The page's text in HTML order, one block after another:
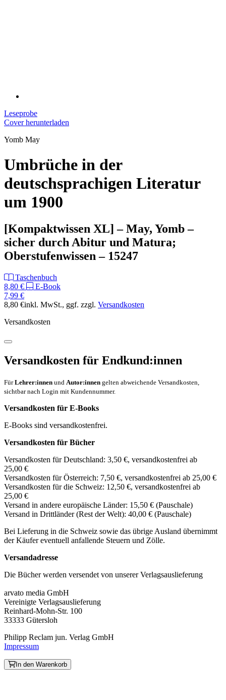
Leseprobe
Cover herunterladen
Yomb May
Umbrüche in der
deutschsprachigen Literatur
um 1900
[Kompaktwissen XL] – May, Yomb –
sicher durch Abitur und Matura;
Oberstufenwissen – 15247
Taschenbuch
8,80 €
E-Book
7,99 €
8,80 €inkl. MwSt., ggf. zzgl. Versandkosten
Versandkosten
Versandkosten für Endkund:innen
FürLehrer:innen und Autor:innen gelten abweichende Versandkosten,
sichtbar nach Login mit Kundennummer.
Versandkosten für E-Books
E-Books sind versandkostenfrei.
Versandkosten für Bücher
Versandkosten für Deutschland: 3,50 €, versandkostenfrei ab
25,00 €
Versandkosten für Österreich: 7,50 €, versandkostenfrei ab 25,00 €
Versandkosten für die Schweiz: 12,50 €, versandkostenfrei ab
25,00 €
Versand in andere europäische Länder: 15,50 € (Pauschale)
Versand in Drittländer (Rest der Welt): 40,00 € (Pauschale)
Bei Lieferung in die Schweiz sowie das übrige Ausland übernimmt
der Käufer eventuell anfallende Steuern und Zölle.
Versandadresse
Die Bücher werden versendet von unserer Verlagsauslieferung
arvato media GmbH
Vereinigte Verlagsauslieferung
Reinhard-Mohn-Str. 100
33333 Gütersloh
Philipp Reclam jun. Verlag GmbH
Impressum
In den Warenkorb